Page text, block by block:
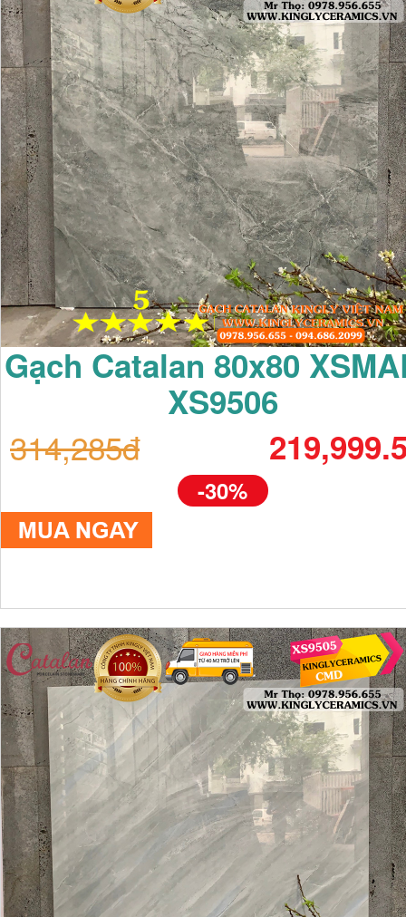
Gạch Catalan 80x80
XS9506
314,285đ
-30%